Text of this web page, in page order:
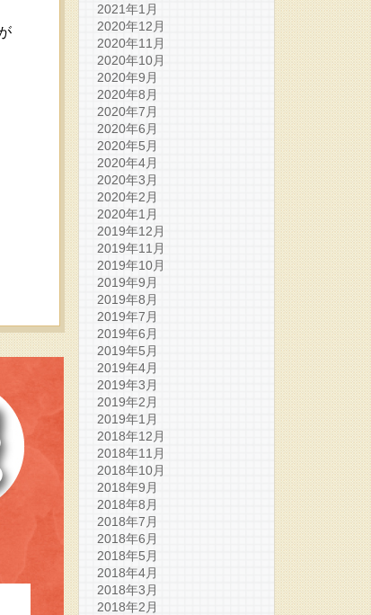
2021年1月
2020年12月
2020年11月
2020年10月
2020年9月
2020年8月
2020年7月
2020年6月
2020年5月
2020年4月
2020年3月
2020年2月
2020年1月
2019年12月
2019年11月
2019年10月
2019年9月
2019年8月
2019年7月
2019年6月
2019年5月
2019年4月
2019年3月
2019年2月
2019年1月
2018年12月
2018年11月
2018年10月
2018年9月
2018年8月
2018年7月
2018年6月
2018年5月
2018年4月
2018年3月
2018年2月